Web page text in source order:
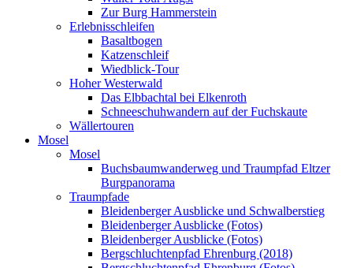
Zur Burg Hammerstein
Erlebnisschleifen
Basaltbogen
Katzenschleif
Wiedblick-Tour
Hoher Westerwald
Das Elbbachtal bei Elkenroth
Schneeschuhwandern auf der Fuchskaute
Wällertouren
Mosel
Mosel
Buchsbaumwanderweg und Traumpfad Eltzer
Burgpanorama
Traumpfade
Bleidenberger Ausblicke und Schwalberstieg
Bleidenberger Ausblicke (Fotos)
Bleidenberger Ausblicke (Fotos)
Bergschluchtenpfad Ehrenburg (2018)